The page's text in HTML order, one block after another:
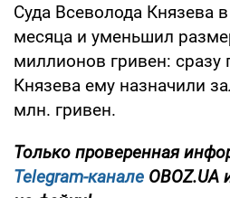
Суда Всеволода Князева
месяца и уменьшил
миллионов гривен: сразу
Князева ему назначили
млн. гривен.
Только проверенная
Telegram-канале OBOZ.UA